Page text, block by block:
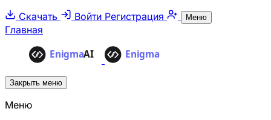
Скачать
Войти Регистрация Меню
Главная
Закрыть меню
Меню